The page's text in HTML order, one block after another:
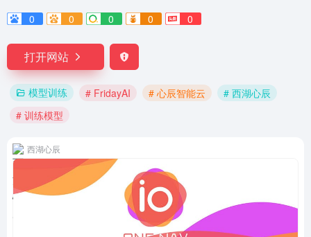
0
0 0 0 0
打开网站
模型训练 # FridayAI # 心辰智能云
# 西湖心辰
# 训练模型
西湖心辰